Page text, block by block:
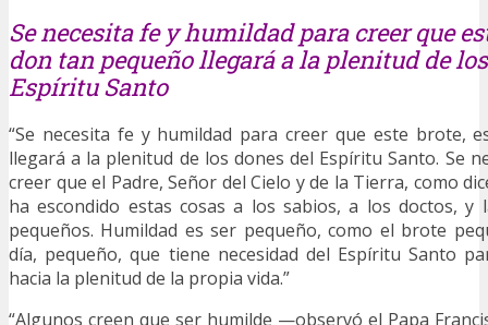
Se necesita fe y humildad para creer que
don tan pequeño llegará a la plenitud de
Espíritu Santo
“Se necesita fe y humildad para creer que este brote,
llegará a la plenitud de los dones del Espíritu Santo. Se
creer que el Padre, Señor del Cielo y de la Tierra, como
ha escondido estas cosas a los sabios, a los doctos, y
pequeños. Humildad es ser pequeño, como el brote
día, pequeño, que tiene necesidad del Espíritu Santo
hacia la plenitud de la propia vida.”
“Algunos creen que ser humilde —observó el Papa